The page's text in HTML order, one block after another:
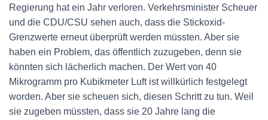
Regierung hat ein Jahr verloren. Verkehrsminister Scheuer
und die CDU/CSU sehen auch, dass die Stickoxid-
Grenzwerte erneut überprüft werden müssten. Aber sie
haben ein Problem, das öffentlich zuzugeben, denn sie
könnten sich lächerlich machen. Der Wert von 40
Mikrogramm pro Kubikmeter Luft ist willkürlich festgelegt
worden. Aber sie scheuen sich, diesen Schritt zu tun. Weil
sie zugeben müssten, dass sie 20 Jahre lang die